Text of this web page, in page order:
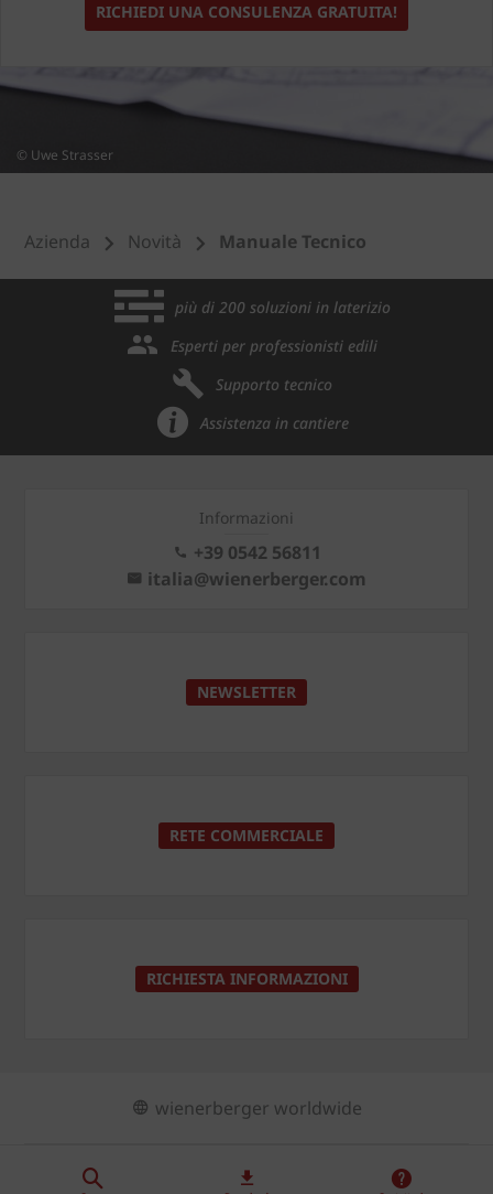
© Uwe Strasser
RICHIEDI UNA CONSULENZA GRATUITA!
Azienda Novità Manuale Tecnico
più di 200 soluzioni in laterizio
Esperti per professionisti edili
Supporto tecnico
Assistenza in cantiere
Informazioni
+39 0542 56811
italia@wienerberger.com
NEWSLETTER
RETE COMMERCIALE
RICHIESTA INFORMAZIONI
wienerberger worldwide